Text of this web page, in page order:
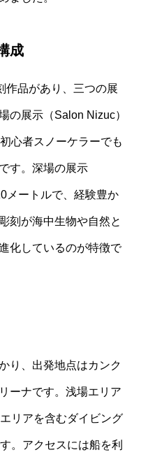
成
作品があり、三つの展
の展示（Salon Nizuc）
心者スノーケラーでも
す。深場の展示
メートルで、経験豊か
刻が海中生物や自然と
化しているのが特徴で
り、出発地点はカンク
ーナです。浅場エリア
リアを含むダイビング
。アクセスには船を利